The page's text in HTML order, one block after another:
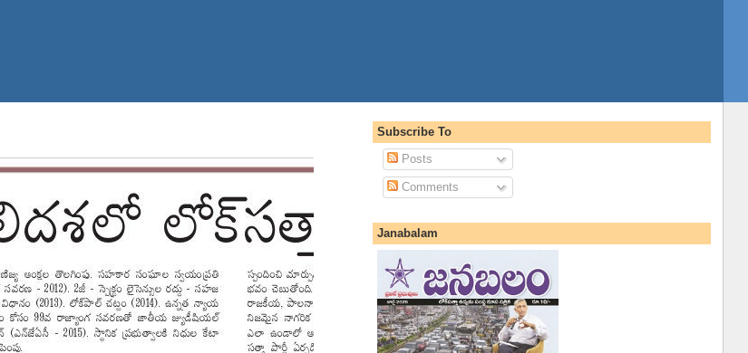
Subscribe To
Posts
Comments
Janabalam